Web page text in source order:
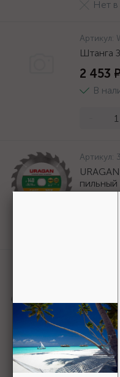
Нет
Артикул:
Штанга
2 453
В
Артикул:
16_z01}
Шнур
9мм
166 ₽ /
В
-